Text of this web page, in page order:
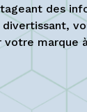
des
marque